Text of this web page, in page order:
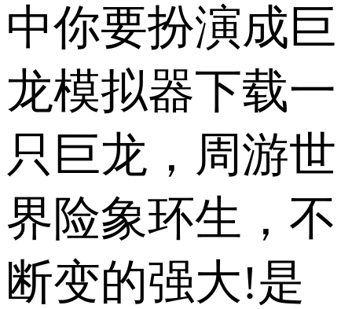
中你要扮演成巨
龙模拟器下载一
只巨龙，周游世
界险象环生，不
断变的强大!是